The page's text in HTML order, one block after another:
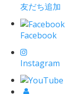
友だち追加
Facebook
Instagram